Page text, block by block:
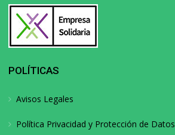
POLÍTICAS
Avisos Legales
Política Privacidad y Protección de Datos